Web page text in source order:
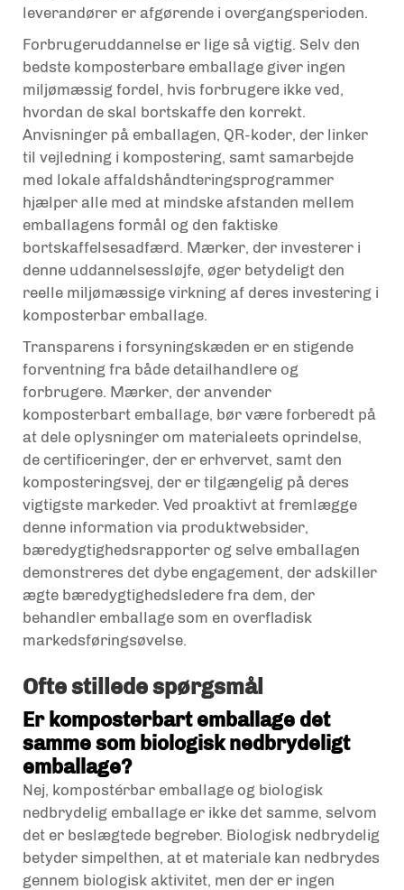
leverandører er afgørende i overgangsperioden.
Forbrugeruddannelse er lige så vigtig. Selv den
bedste komposterbare emballage giver ingen
miljømæssig fordel, hvis forbrugere ikke ved,
hvordan de skal bortskaffe den korrekt.
Anvisninger på emballagen, QR-koder, der linker
til vejledning i kompostering, samt samarbejde
med lokale affaldshåndteringsprogrammer
hjælper alle med at mindske afstanden mellem
emballagens formål og den faktiske
bortskaffelsesadfærd. Mærker, der investerer i
denne uddannelsessløjfe, øger betydeligt den
reelle miljømæssige virkning af deres investering i
komposterbar emballage.
Transparens i forsyningskæden er en stigende
forventning fra både detailhandlere og
forbrugere. Mærker, der anvender
komposterbart emballage, bør være forberedt på
at dele oplysninger om materialeets oprindelse,
de certificeringer, der er erhvervet, samt den
komposteringsvej, der er tilgængelig på deres
vigtigste markeder. Ved proaktivt at fremlægge
denne information via produktwebsider,
bæredygtighedsrapporter og selve emballagen
demonstreres det dybe engagement, der adskiller
ægte bæredygtighedsledere fra dem, der
behandler emballage som en overfladisk
markedsføringsøvelse.
Ofte stillede spørgsmål
Er komposterbart emballage det
samme som biologisk nedbrydeligt
emballage?
Nej, kompostérbar emballage og biologisk
nedbrydelig emballage er ikke det samme, selvom
det er beslægtede begreber. Biologisk nedbrydelig
betyder simpelthen, at et materiale kan nedbrydes
gennem biologisk aktivitet, men der er ingen